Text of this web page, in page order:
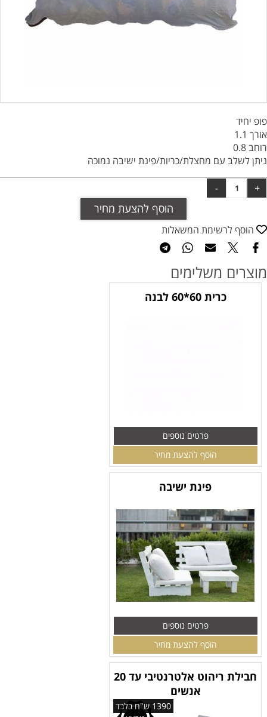
פופ יחיד
אורך 1.1
רוחב 0.8
ניתן לשלב עם מחצלת/כריות/פינת ישיבה נמוכה
הוסף להצעת מחיר
הוסף לרשימת המשאלות
מוצרים משלימים
כרית 60*60 לבנה
פרטים נוספים
הוסף להצעת מחיר
פינת ישיבה
פרטים נוספים
הוסף להצעת מחיר
חבילת ריהוט אלטרנטיבי עד 20
אנשים
1390 ש"ח בלבד